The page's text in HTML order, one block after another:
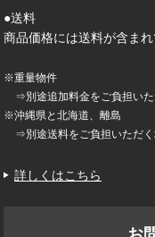
●送料
商品価格には送料が含まれ
※重量物件
⇒別途追加料金をご負担いた
※沖縄県と北海道、離島
⇒別途送料をご負担いただく
詳しくはこちら